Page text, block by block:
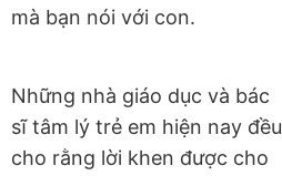
mà bạn nói với con.
Những nhà giáo dục và bác
sĩ tâm lý trẻ em hiện nay đều
cho rằng lời khen được cho